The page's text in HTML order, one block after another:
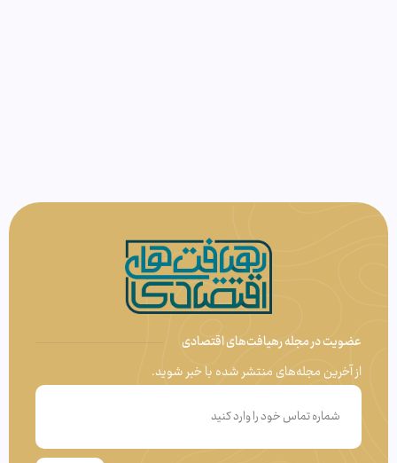
عضویت در مجله رهیافت‌های اقتصادی
از آخرین مجله‌های منتشر شده با خبر شوید.